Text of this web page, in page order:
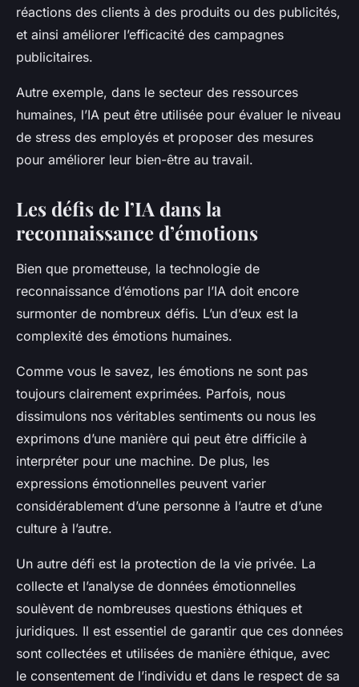
réactions des clients à des produits ou des publicités,
et ainsi améliorer l’efficacité des campagnes
publicitaires.
Autre exemple, dans le secteur des ressources
humaines, l’IA peut être utilisée pour évaluer le niveau
de stress des employés et proposer des mesures
pour améliorer leur bien-être au travail.
Les défis de l’IA dans la
reconnaissance d’émotions
Bien que prometteuse, la technologie de
reconnaissance d’émotions par l’IA doit encore
surmonter de nombreux défis. L’un d’eux est la
complexité des émotions humaines.
Comme vous le savez, les émotions ne sont pas
toujours clairement exprimées. Parfois, nous
dissimulons nos véritables sentiments ou nous les
exprimons d’une manière qui peut être difficile à
interpréter pour une machine. De plus, les
expressions émotionnelles peuvent varier
considérablement d’une personne à l’autre et d’une
culture à l’autre.
Un autre défi est la protection de la vie privée. La
collecte et l’analyse de données émotionnelles
soulèvent de nombreuses questions éthiques et
juridiques. Il est essentiel de garantir que ces données
sont collectées et utilisées de manière éthique, avec
le consentement de l’individu et dans le respect de sa